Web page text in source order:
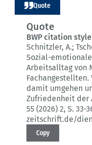
Quote
Quote
BWP citation style
Schnitzler, A.;
Sozial-
Arbeitsalltag von
Fachangestellten.
damit umgehen
Zufriedenheit der
55 (2026) 2, S. 33-
zeitschrift.de/
Copy